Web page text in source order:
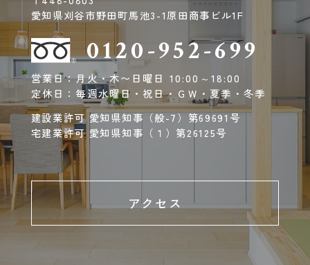
愛知県刈谷市野田町馬池3-1原田商事ビル1F
0120-952-699
営業日：月火・木〜日曜日 10:00～18:00
定休日：毎週水曜日・祝日・ＧＷ・夏季・冬季
建設業許可 愛知県知事（般-7）第69691号
宅建業許可 愛知県知事（１）第26125号
アクセス